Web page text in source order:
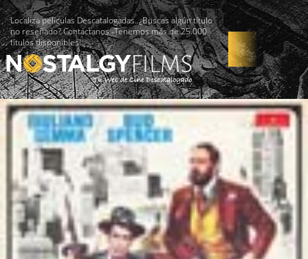
Localiza películas Descatalogadas. ¿Buscas algún título
no reseñado? Contáctanos -Tenemos más de 25.000
títulos disponibles!